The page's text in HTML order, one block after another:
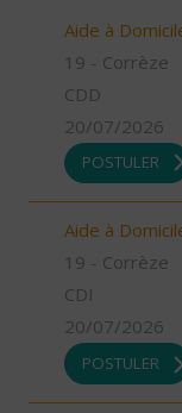
Aide à
19 - Corrèze
CDD
20/07/2026
POSTULER
Aide à
19 - Corrèze
CDI
20/07/2026
POSTULER